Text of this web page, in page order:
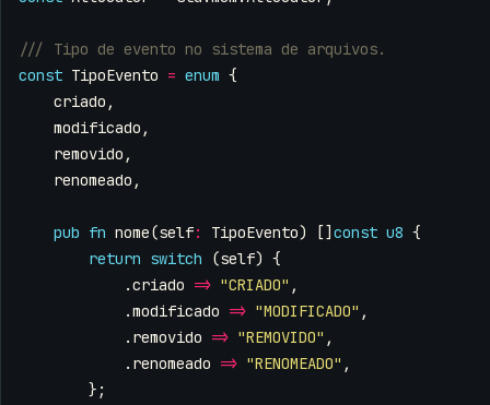
const TipoEvento = enum {
criado ,
modificado ,
removido ,
renomeado ,
pub fn nome(self: TipoEvento) [] const u8 {
return switch (self) {
.criado => "CRIADO" ,
.modificado => "MODIFICADO" ,
. removido => "REMOVIDO" ,
. renomeado => "RENOMEADO" ,
};